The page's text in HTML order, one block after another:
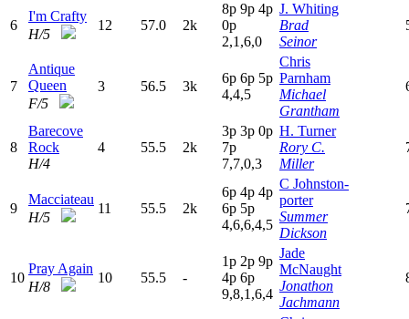
6
I'm Crafty
H/5
12 57.0 2k
8p 9p 4p
0p
2,1,6,0
J. Whiting
Brad
Seinor
7
Antique
Queen
F/5
3 56.5 3k
6p 6p 5p
4,4,5
Chris
Parnham
Michael
Grantham
8
Barecove
Rock
H/4
4 55.5 2k
3p 3p 0p
7p
7,7,0,3
H. Turner
Rory C.
Miller
9
Macciateau
H/5
11 55.5 2k
6p 4p 4p
6p 5p
4,6,6,4,5
C Johnston-
porter
Summer
Dickson
10
Pray Again
H/8
10 55.5 -
1p 2p 9p
4p 6p
9,8,1,6,4
Jade
McNaught
Jonathon
Jachmann